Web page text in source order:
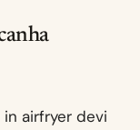
airfryer devi